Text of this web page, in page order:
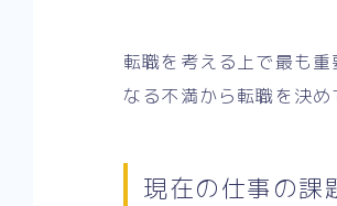
転職を考える上で最も
なる不満から転職を決
現在の仕事の課